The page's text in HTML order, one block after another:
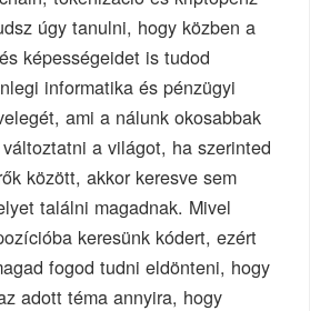
úgy tanulni, hogy közben a
képességeidet is tudod
informatika és pénzügyi
ami a nálunk okosabbak
a világot, ha szerinted
között, akkor keresve sem
találni magadnak. Mivel
keresünk kódert, ezért
fogod tudni eldönteni, hogy
adott téma annyira, hogy